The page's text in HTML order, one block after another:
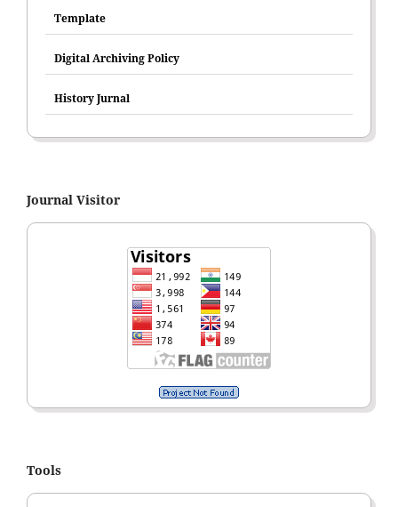
Template
Digital Archiving Policy
History Jurnal
Journal Visitor
Tools